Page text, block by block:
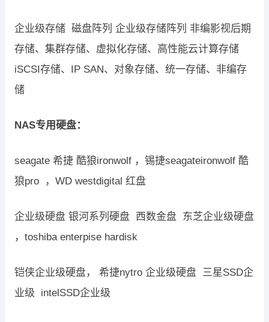
企业级存储 磁盘阵列 企业级存储阵列 非编影视后期
存储、集群存储、虚拟化存储、高性能云计算存储
iSCSI存储、IP SAN、对象存储、统一存储、非编存
储
NAS专用硬盘：
seagate 希捷 酷狼ironwolf ，锡捷seagateironwolf 酷
狼pro ，WD westdigital 红盘
企业级硬盘 银河系列硬盘 西数金盘 东芝企业级硬盘
，toshiba enterpise hardisk
铠侠企业级硬盘， 希捷nytro 企业级硬盘 三星SSD企
业级 intelSSD企业级